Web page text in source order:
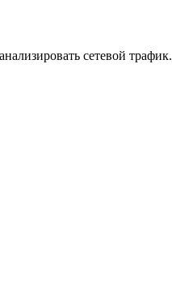
сетевой трафик.